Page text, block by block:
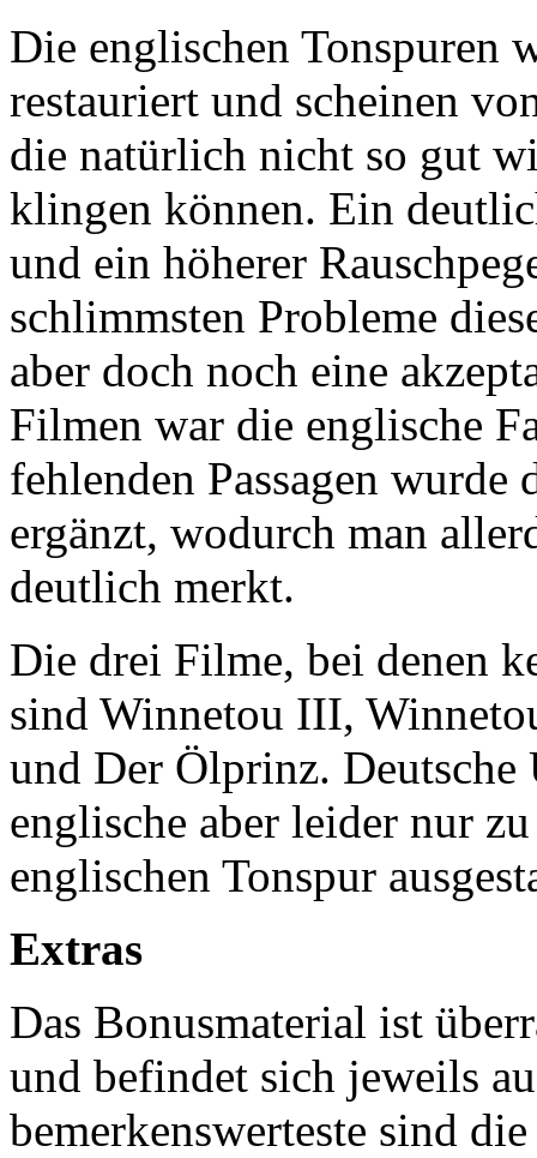
Die englischen Tonspuren
restauriert und scheinen
die natürlich nicht so gut
klingen können. Ein
und ein höherer
schlimmsten Probleme
aber doch noch eine
Filmen war die englische
fehlenden Passagen wurde
ergänzt, wodurch man
deutlich merkt.
Die drei Filme, bei denen
sind Winnetou III,
und Der Ölprinz.
englische aber leider nur
englischen Tonspur
Extras
Das Bonusmaterial ist
und befindet sich jeweils
bemerkenswerteste sind